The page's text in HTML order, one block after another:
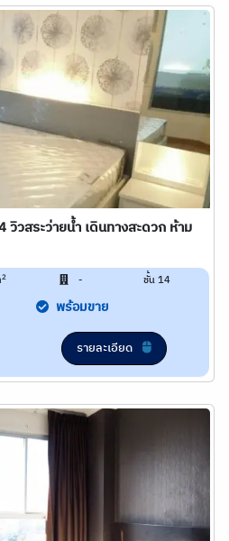
วิวสระว่ายน้ำ เดินทางสะดวก ห้าม
2 - ชั้น 14
พร้อมขาย
รายละเอียด